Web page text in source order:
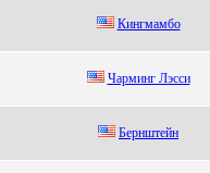
Кингмaмбо
Чapминг Лэсси
Бepнштeйн